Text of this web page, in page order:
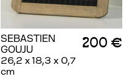
SEBASTIEN
GOUJU
26,2 x 18,3 x 0,7
cm
200 €